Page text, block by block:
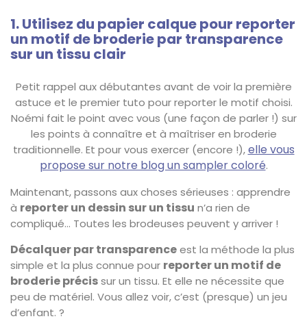
1. Utilisez du papier calque pour reporter
un motif de broderie par transparence
sur un tissu clair
Petit rappel aux débutantes avant de voir la première
astuce et le premier tuto pour reporter le motif choisi.
Noémi fait le point avec vous (une façon de parler !) sur
les points à connaître et à maîtriser en broderie
traditionnelle. Et pour vous exercer (encore !),elle vous
propose sur notre blog un sampler coloré.
Maintenant, passons aux choses sérieuses : apprendre
à reporter un dessin sur un tissu n’a rien de
compliqué… Toutes les brodeuses peuvent y arriver !
Décalquer par transparenceest la méthode la plus
simple et la plus connue pour reporter un motif de
broderie précissur un tissu. Et elle ne nécessite que
peu de matériel. Vous allez voir, c’est (presque) un jeu
d’enfant. ?